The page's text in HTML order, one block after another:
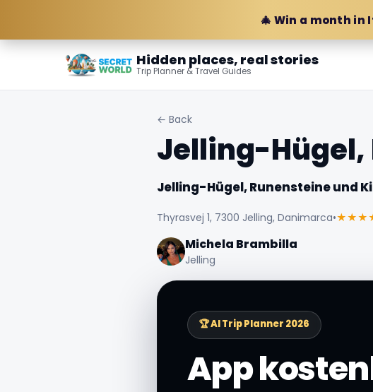
🎄 Win a month in
Hidden places, real stories
Trip Planner & Travel Guides
← Back
Jelling-Hügel,
Jelling-Hügel, Runensteine und
Thyrasvej 1, 7300 Jelling, Danimarca•
Michela Brambilla
Jelling
🏆 AI Trip Planner 2026
App